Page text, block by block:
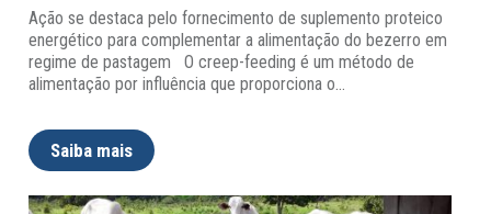
Ação se destaca pelo fornecimento de suplemento proteico
energético para complementar a alimentação do bezerro em
regime de pastagem O creep-feeding é um método de
alimentação por influência que proporciona o…
Saiba mais